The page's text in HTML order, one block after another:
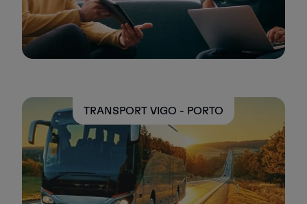
TRANSPORT VIGO - PORTO